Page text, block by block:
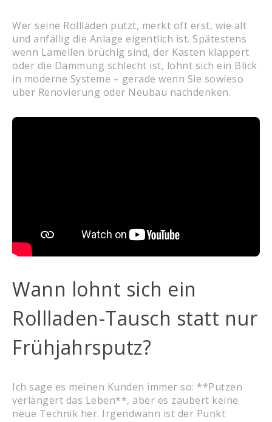
Wer seine Rollläden putzt, merkt oft erst, wie alt
und anfällig die Anlage eigentlich ist. Spätestens
wenn Lamellen brüchig sind, der Kasten klappert
oder die Dämmung schlecht ist, lohnt sich ein Blick
in moderne Systeme – gerade wenn Sie sowieso
über Renovierung oder Neubau nachdenken.
Wann lohnt sich ein
Rollladen-Tausch statt nur
Frühjahrsputz?
Ich sage es meinen Kunden immer so: **Putzen
verlängert das Leben**, aber es zaubert keine
neue Technik her. Irgendwann ist der Punkt